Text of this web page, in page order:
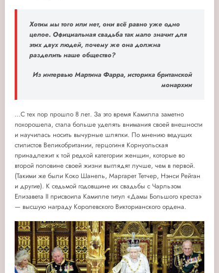
Хотим мы того или нет, они всё равно уже одно
целое. Официальная свадьба так мало значит для
этих двух людей, почему же она должна
разделить наше общество?
Из интервью Мартина Фарра, историка британской
монархии
...С тех пор прошло 8 лет. За это время Камилла заметно
похорошела, стала больше уделять внимания своей внешности
и научилась носить вычурные шляпки. По мнению ведущих
стилистов Великобритании, герцогиня Корнуольская
принадлежит к той редкой категории женщин, которые во
второй половине своей жизни выглядят лучше, чем в первой.
(Такими же были Коко Шанель, Маргарет Тетчер, Нэнси Рейган
и другие). К седьмой годовщине их свадьбы с Чарльзом
Елизавета II присвоила Камилле титул «Дамы Большого креста»
— высшую награду Королевского Викторианского ордена.